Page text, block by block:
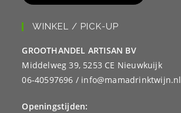
WINKEL / PICK-UP
GROOTHANDEL ARTISAN BV
Middelweg 39, 5253 CE Nieuwkuijk
06-40597696 / info@mamadrinktwijn.nl
Openingstijden: